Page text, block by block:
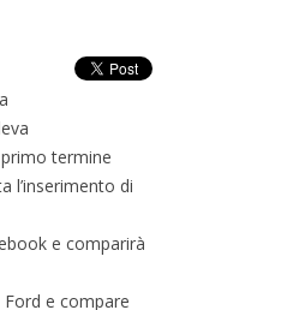
termine
l’inserimento di
e comparirà
e compare